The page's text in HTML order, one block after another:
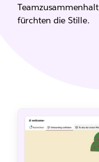
fürchten die Stille.